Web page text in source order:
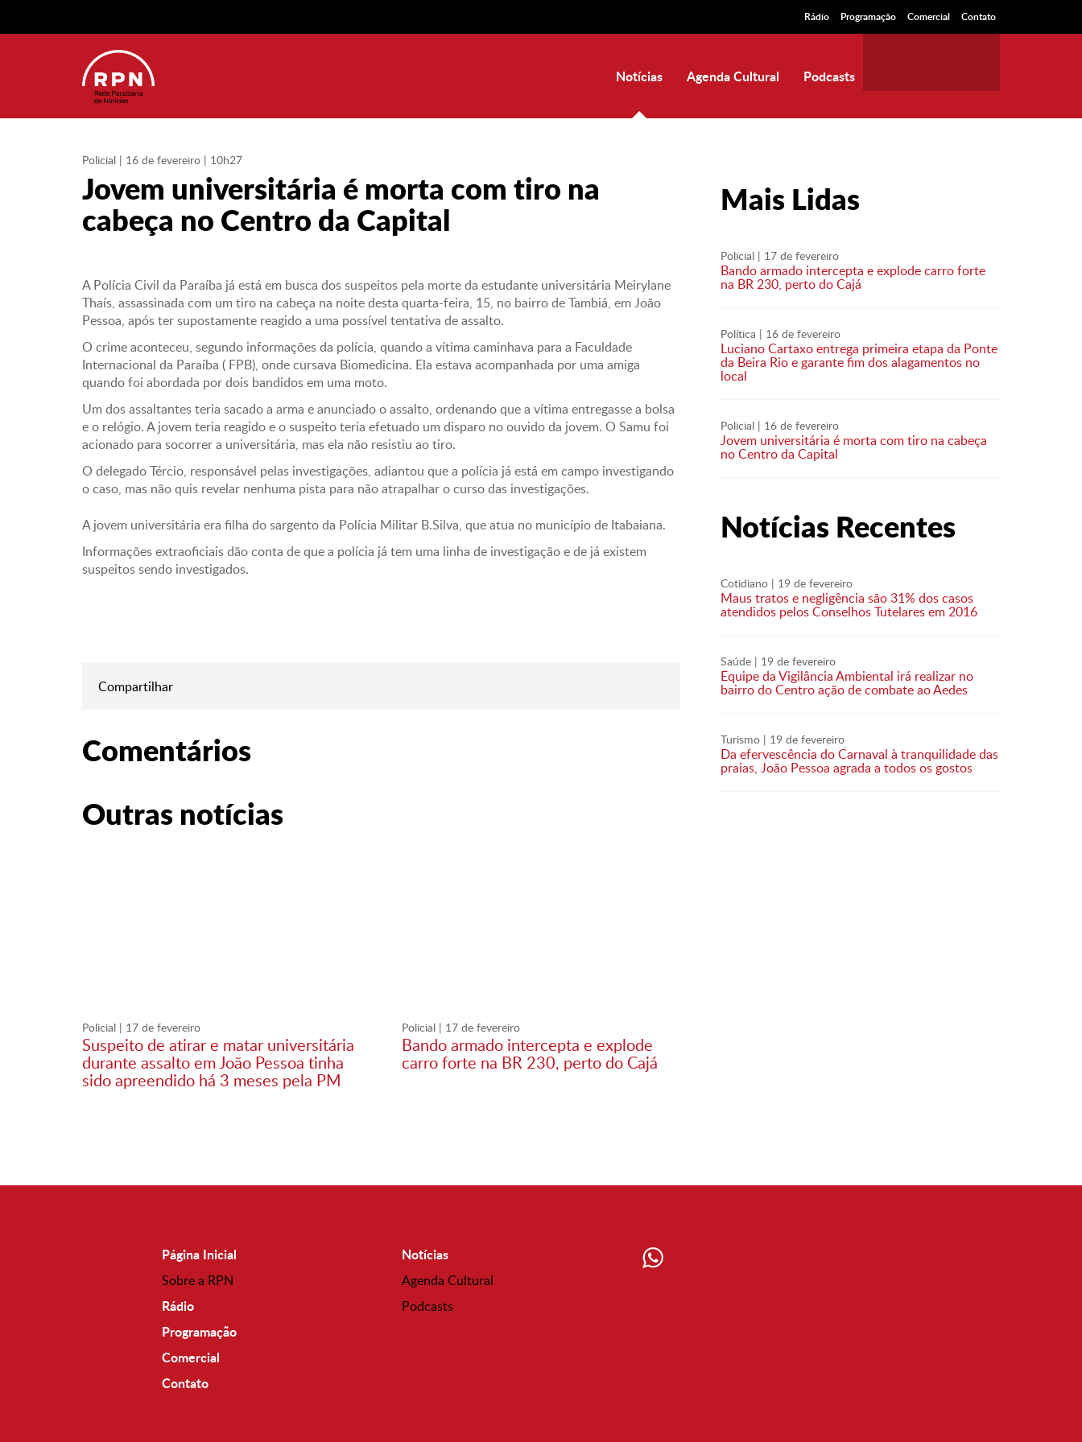
Rádio Programação Comercial Contato
Notícias Agenda Cultural Podcasts
Policial | 16 de fevereiro | 10h27
Jovem universitária é morta com tiro na
cabeça no Centro da Capital
A Polícia Civil da Paraíba já está em busca dos suspeitos pela morte da estudante universitária Meirylane
Thaís, assassinada com um tiro na cabeça na noite desta quarta-feira, 15, no bairro de Tambiá, em João
Pessoa, após ter supostamente reagido a uma possível tentativa de assalto.
O crime aconteceu, segundo informações da polícia, quando a vítima caminhava para a Faculdade
Internacional da Paraíba ( FPB), onde cursava Biomedicina. Ela estava acompanhada por uma amiga
quando foi abordada por dois bandidos em uma moto.
Um dos assaltantes teria sacado a arma e anunciado o assalto, ordenando que a vítima entregasse a bolsa
e o relógio. A jovem teria reagido e o suspeito teria efetuado um disparo no ouvido da jovem. O Samu foi
acionado para socorrer a universitária, mas ela não resistiu ao tiro.
O delegado Tércio, responsável pelas investigações, adiantou que a polícia já está em campo investigando
o caso, mas não quis revelar nenhuma pista para não atrapalhar o curso das investigações.
A jovem universitária era filha do sargento da Polícia Militar B.Silva, que atua no município de Itabaiana.
Informações extraoficiais dão conta de que a polícia já tem uma linha de investigação e de já existem
suspeitos sendo investigados.
Compartilhar
Comentários
Outras notícias
Policial | 17 de fevereiro
Suspeito de atirar e matar universitária
durante assalto em João Pessoa tinha
sido apreendido há 3 meses pela PM
Policial | 17 de fevereiro
Bando armado intercepta e explode
carro forte na BR 230, perto do Cajá
Mais Lidas
Policial | 17 de fevereiro
Bando armado intercepta e explode carro forte
na BR 230, perto do Cajá
Política | 16 de fevereiro
Luciano Cartaxo entrega primeira etapa da Ponte
da Beira Rio e garante fim dos alagamentos no
local
Policial | 16 de fevereiro
Jovem universitária é morta com tiro na cabeça
no Centro da Capital
Notícias Recentes
Cotidiano | 19 de fevereiro
Maus tratos e negligência são 31% dos casos
atendidos pelos Conselhos Tutelares em 2016
Saúde | 19 de fevereiro
Equipe da Vigilância Ambiental irá realizar no
bairro do Centro ação de combate ao Aedes
Turismo | 19 de fevereiro
Da efervescência do Carnaval à tranquilidade das
praias, João Pessoa agrada a todos os gostos
Página Inicial
Sobre a RPN
Rádio
Programação
Comercial
Contato
Notícias
Agenda Cultural
Podcasts